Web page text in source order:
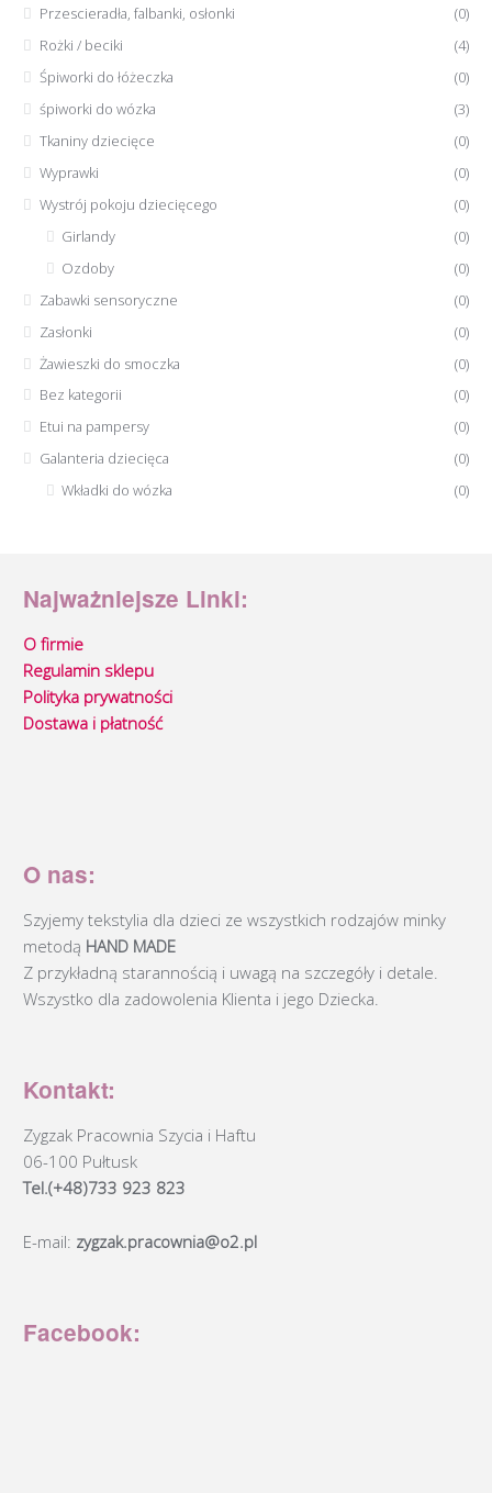
Przescieradła, falbanki, osłonki
(0)
Rożki / beciki
(4)
Śpiworki do łóżeczka
(0)
śpiworki do wózka
(3)
Tkaniny dziecięce
(0)
Wyprawki
(0)
Wystrój pokoju dziecięcego
(0)
Girlandy
(0)
Ozdoby
(0)
Zabawki sensoryczne
(0)
Zasłonki
(0)
Żawieszki do smoczka
(0)
Bez kategorii
(0)
Etui na pampersy
(0)
Galanteria dziecięca
(0)
Wkładki do wózka
(0)
Najważniejsze Linki:
O firmie
Regulamin sklepu
Polityka prywatności
Dostawa i płatność
O nas:
Szyjemy tekstylia dla dzieci ze wszystkich rodzajów minky
metodą HAND MADE
Z przykładną starannością i uwagą na szczegóły i detale.
Wszystko dla zadowolenia Klienta i jego Dziecka.
Kontakt:
Zygzak Pracownia Szycia i Haftu
06-100 Pułtusk
Tel.(+48)733 923 823
E-mail: zygzak.pracownia@o2.pl
Facebook: